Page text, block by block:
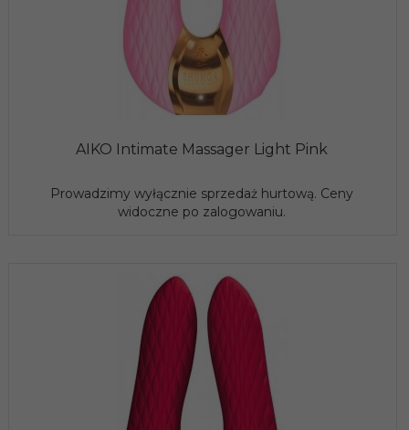
AIKO Intimate Massager Light Pink
Prowadzimy wyłącznie sprzedaż hurtową. Ceny
widoczne po zalogowaniu.